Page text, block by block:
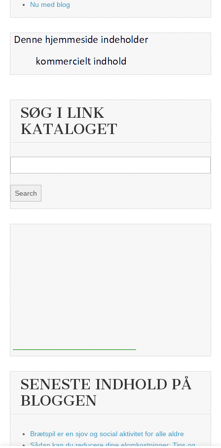
Nu med blog
SØG I LINK
KATALOGET
SENESTE INDHOLD PÅ
BLOGGEN
Brætspil er en sjov og social aktivitet for alle aldre
Sådan kan du reducere dine elomkostninger: Tips og